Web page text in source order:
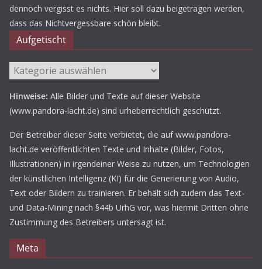
dennoch vergisst es nichts. Hier soll dazu beigetragen werden,
dass das Nichtvergessbare schön bleibt.
Aufgetischt
Aufgetischt
Hinweise: Alle Bilder und Texte auf dieser Website
(www.pandora-lacht.de) sind urheberrechtlich geschützt.
Der Betreiber dieser Seite verbietet, die auf www.pandora-
lacht.de veröffentlichten Texte und Inhalte (Bilder, Fotos,
Illustrationen) in irgendeiner Weise zu nutzen, um Technologien
der künstlichen Intelligenz (KI) für die Generierung von Audio,
Text oder Bildern zu trainieren. Er behält sich zudem das Text-
und Data-Mining nach §44b UrhG vor, was hiermit Dritten ohne
Zustimmung des Betreibers untersagt ist.
Meta